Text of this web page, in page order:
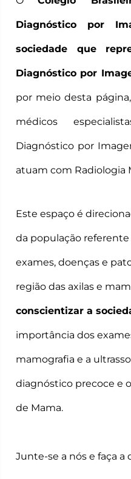
Diagnóstico por
sociedade que
Diagnóstico por
por meio desta
médicos
Diagnóstico por
atuam com Radiologia
Este espaço é
da população
exames, doenças e
região das axilas e
conscientizar a
importância dos
mamografia e a
diagnóstico precoce e
de Mama.
Junte-se a nós e faça a